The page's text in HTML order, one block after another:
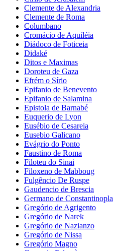
Clemente de Alexandria
Clemente de Roma
Columbano
Cromácio de Aquiléia
Diádoco de Foticeia
Didaké
Ditos e Maximas
Doroteu de Gaza
Efrém o Sírio
Epifanio de Benevento
Epifanio de Salamina
Epistola de Barnabé
Euquerio de Lyon
Eusébio de Cesareia
Eusebio Galicano
Evágrio do Ponto
Faustino de Roma
Filoteu do Sinai
Filoxeno de Mabboug
Fulgêncio De Ruspe
Gaudencio de Brescia
Germano de Constantinopla
Gregório de Agrigento
Gregório de Narek
Gregório de Nazianzo
Gregório de Nissa
Gregório Magno